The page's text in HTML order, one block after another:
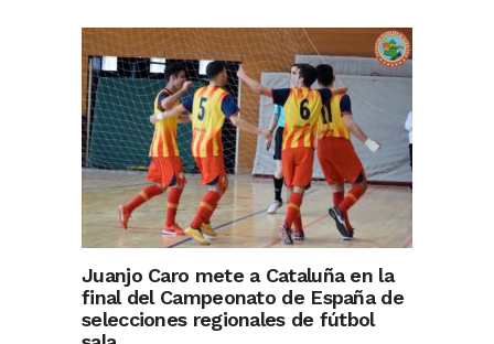
Juanjo Caro mete a Cataluña en la
final del Campeonato de España de
selecciones regionales de fútbol